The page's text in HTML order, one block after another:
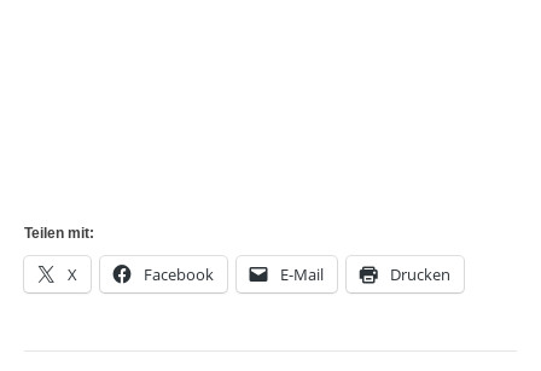
Teilen mit:
X Facebook E-Mail Drucken